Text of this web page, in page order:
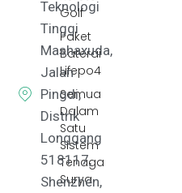
Golf
Paket
Baterai
Lifepo4
Semua
Dalam
Satu
Sistem
Tenaga
Surya
Teknologi
Tinggi
Mashaxuda,
Jalan
Pingdi,
Distrik
Longgang
518117,
Shenzhen,